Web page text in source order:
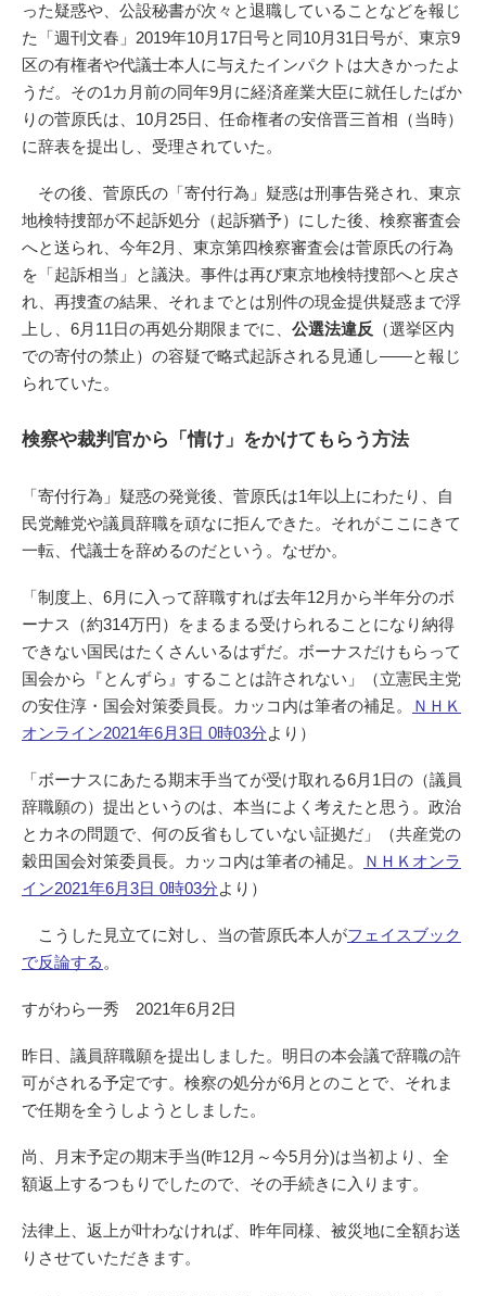
った疑惑や、公設秘書が次々と退職していることなどを報じ
た「週刊文春」2019年10月17日号と同10月31日号が、東京9
区の有権者や代議士本人に与えたインパクトは大きかったよ
うだ。その1カ月前の同年9月に経済産業大臣に就任したばか
りの菅原氏は、10月25日、任命権者の安倍晋三首相（当時）
に辞表を提出し、受理されていた。
その後、菅原氏の「寄付行為」疑惑は刑事告発され、東京
地検特捜部が不起訴処分（起訴猶予）にした後、検察審査会
へと送られ、今年2月、東京第四検察審査会は菅原氏の行為
を「起訴相当」と議決。事件は再び東京地検特捜部へと戻さ
れ、再捜査の結果、それまでとは別件の現金提供疑惑まで浮
上し、6月11日の再処分期限までに、 公選法違反 （選挙区内
での寄付の禁止）の容疑で略式起訴される見通し――と報じ
られていた。
検察や裁判官から「情け」をかけてもらう方法
「寄付行為」疑惑の発覚後、菅原氏は1年以上にわたり、自
民党離党や議員辞職を頑なに拒んできた。それがここにきて
一転、代議士を辞めるのだという。なぜか。
「制度上、6月に入って辞職すれば去年12月から半年分のボ
ーナス（約314万円）をまるまる受けられることになり納得
できない国民はたくさんいるはずだ。ボーナスだけもらって
国会から『とんずら』することは許されない」（立憲民主党
の安住淳・国会対策委員長。カッコ内は筆者の補足。
ＮＨＫ
オンライン2021年6月3日 0時03分より）
「ボーナスにあたる期末手当てが受け取れる6月1日の（議員
辞職願の）提出というのは、本当によく考えたと思う。政治
とカネの問題で、何の反省もしていない証拠だ」（共産党の
穀田国会対策委員長。カッコ内は筆者の補足。
ＮＨＫオンラ
イン2021年6月3日 0時03分より）
こうした見立てに対し、当の菅原氏本人がフェイスブック
で反論する。
すがわら一秀 2021年6月2日
昨日、議員辞職願を提出しました。明日の本会議で辞職の許
可がされる予定です。検察の処分が6月とのことで、それま
で任期を全うしようとしました。
尚、月末予定の期末手当(昨12月～今5月分)は当初より、全
額返上するつもりでしたので、その手続きに入ります。
法律上、返上が叶わなければ、昨年同様、被災地に全額お送
りさせていただきます。